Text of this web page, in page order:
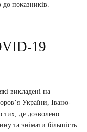
до показників.
19
викладені на
України, Івано-
тих, де дозволено
та знімати більшість